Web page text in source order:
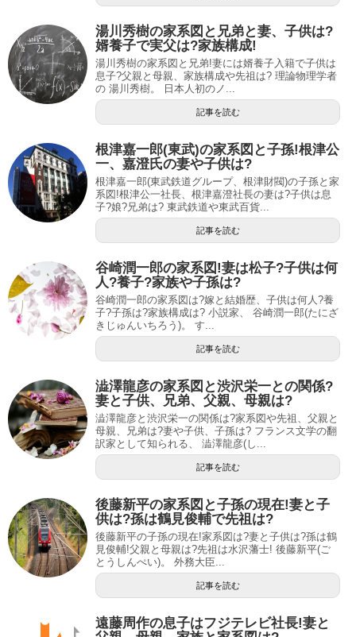
湯川秀樹の家系図と兄弟と妻、子供は?
婿養子で実父は?家族構成!
湯川秀樹の家系図と兄弟!妻には婿養子入籍で子供は
息子?父親と母親、家族構成や先祖は? 理論物理学者
の 湯川秀樹。 日本人初のノ...
記事を読む
根津嘉一郎(東武)の家系図と子孫!根津公
一、嘉澄氏の妻や子供は?
根津嘉一郎(東武鉄道グループ、根津財閥)の子孫と家
系図!根津公一社長、根津嘉澄社長の妻は?子供は息
子?娘?兄弟は? 東武鉄道や東武百貨...
記事を読む
谷崎潤一郎の家系図!妻は松子?子供は何
人?養子?家族や子孫は?
谷崎潤一郎の家系図は?嫁と結婚歴、子供は何人?養
子?子孫は?家族構成は? 小説家、 谷崎潤一郎(たにざ
きじゅんいちろう)。 す...
記事を読む
澁澤龍彦の家系図と渋沢栄一との関係?
妻と子供、兄弟、父親、母親は?
澁澤龍彦と渋沢栄一の関係は?家系図や先祖、父親と
母親、兄弟は?妻や子供、子孫は? フランス文学の翻
訳家として知られる、 澁澤龍彦(し...
記事を読む
後藤新平の家系図と子孫の現在!妻と子
供は?孫は鶴見俊輔で先祖は?
後藤新平の子孫の現在!家系図は?妻と子供は?孫は鶴
見俊輔!父親と母親は?先祖は水沢藩士! 後藤新平(ご
とうしんぺい)。 外務大臣...
記事を読む
遠藤周作の息子はフジテレビ社長!妻と